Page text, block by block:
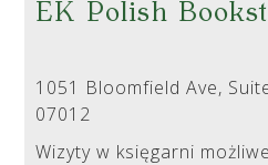
EK Polish
1051 Bloomfield Ave,
07012
Wizyty w księgarni